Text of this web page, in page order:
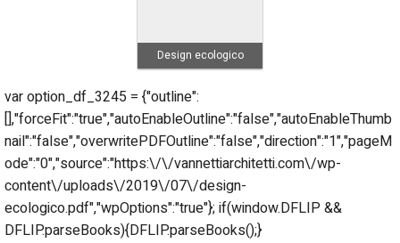
Design ecologico
var option_df_3245 = {"outline":
[],"forceFit":"true","autoEnableOutline":"false","autoEnableThumb
nail":"false","overwritePDFOutline":"false","direction":"1","pageM
ode":"0","source":"https:\/\/vannettiarchitetti.com\/wp-
content\/uploads\/2019\/07\/design-
ecologico.pdf","wpOptions":"true"}; if(window.DFLIP &&
DFLIP.parseBooks){DFLIP.parseBooks();}